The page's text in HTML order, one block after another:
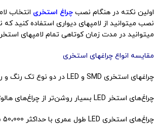
اولین نکته در هنگام نصب چراغ­ استخری انتخاب
نصب می­توانید از لامپ­های دیواری استفاده کنید
می­توانید در مدت زمان کوتاهی تمام لامپ­های
مقایسه انواع چراغ­های استخری
چراغ­های استخری SMD و LED در دو نوع تک رنگ و رنگی در بازار موجود است.
چراغ‌های استخر LED بسیار روشن‌تر از چراغ‌های هالوژنی هستند که تقریباً دو برابر روشنایی بیشتری ایجاد می­کنند.
چراغ‌های استخری LED طول عمری با حداکثر 50،000 ساعت را دارند.